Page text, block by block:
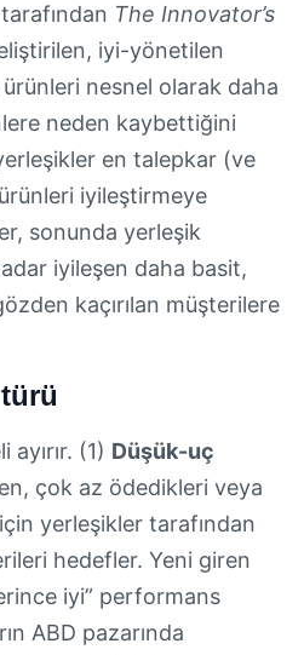
The Innovator’s
iyi-yönetilen
nesnel olarak daha
neden kaybettiğini
en talepkar (ve
iyileştirmeye
sonunda yerleşik
iyileşen daha basit,
kaçırılan müşterilere
(1) Düşük-uç
çok az ödedikleri veya
yerleşikler tarafından
hedefler. Yeni giren
iyi” performans
ABD pazarında